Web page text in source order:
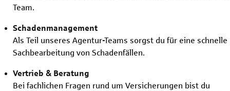
Team.
Schadenmanagement
Als Teil unseres Agentur-Teams sorgst du für eine schnelle
Sachbearbeitung von Schadenfällen.
Vertrieb & Beratung
Bei fachlichen Fragen rund um Versicherungen bist du